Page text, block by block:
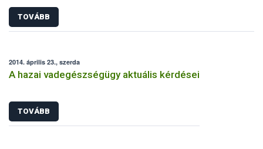
konferencia
TOVÁBB
2014. április 23., szerda
A hazai vadegészségügy aktuális kérdései
TOVÁBB